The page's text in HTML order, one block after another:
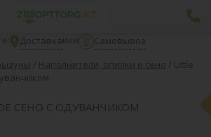
Доставкаили
Самовывоз
/ Наполнители, опилки и сено / Little
СЕНО С ОДУВАНЧИКОМ